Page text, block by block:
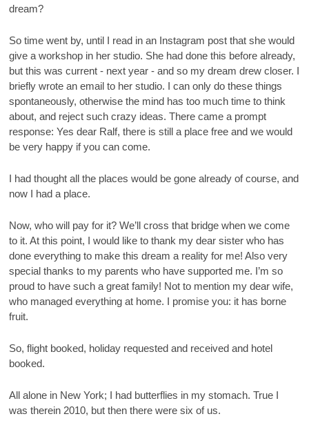
dream?
So time went by, until I read in an Instagram post that she would
give a workshop in her studio. She had done this before already,
but this was current - next year - and so my dream drew closer. I
briefly wrote an email to her studio. I can only do these things
spontaneously, otherwise the mind has too much time to think
about, and reject such crazy ideas. There came a prompt
response: Yes dear Ralf, there is still a place free and we would
be very happy if you can come.
I had thought all the places would be gone already of course, and
now I had a place.
Now, who will pay for it? We’ll cross that bridge when we come
to it. At this point, I would like to thank my dear sister who has
done everything to make this dream a reality for me! Also very
special thanks to my parents who have supported me. I’m so
proud to have such a great family! Not to mention my dear wife,
who managed everything at home. I promise you: it has borne
fruit.
So, flight booked, holiday requested and received and hotel
booked.
All alone in New York; I had butterflies in my stomach. True I
was therein 2010, but then there were six of us.